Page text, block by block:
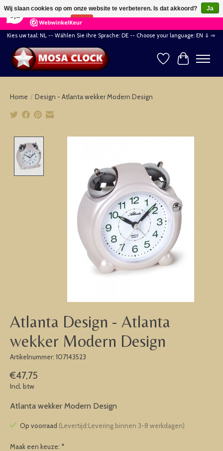
164 Reviews ×
Kies uw taal: NL -- Wählen Sie ihre Sprache: DE -- Choose your language: EN ⇓ ⇒
Verlanglijst
Home / Design - Atlanta wekker Modern Design
Atlanta Design - Atlanta
wekker Modern Design
Artikelnummer: 107143523
€47,75
Incl. btw
Atlanta wekker Modern Design
Op voorraad (Levertijd:Levering binnen 3-8 werkdagen)
Maak een keuze: *
Wij slaan cookies op om onze website te verbeteren. Is dat akkoord?
Ja
Nee